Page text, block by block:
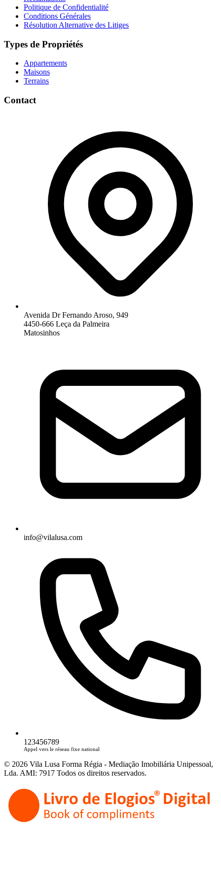
Politique de Confidentialité
Conditions Générales
Résolution Alternative des Litiges
Types de Propriétés
Appartements
Maisons
Terrains
Contact
Avenida Dr Fernando Aroso, 949
4450-666 Leça da Palmeira
Matosinhos
info@vilalusa.com
123456789
Appel vers le réseau fixe national
© 2026 Vila Lusa Forma Régia - Mediação Imobiliária Unipessoal,
Lda. AMI: 7917 Todos os direitos reservados.